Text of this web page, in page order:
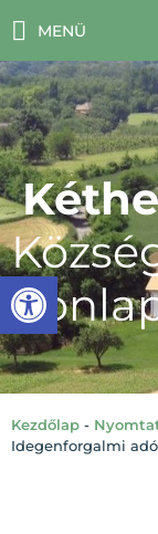
Eszköztár
MENÜ
Kezdőlap -
Idegenforgalmi